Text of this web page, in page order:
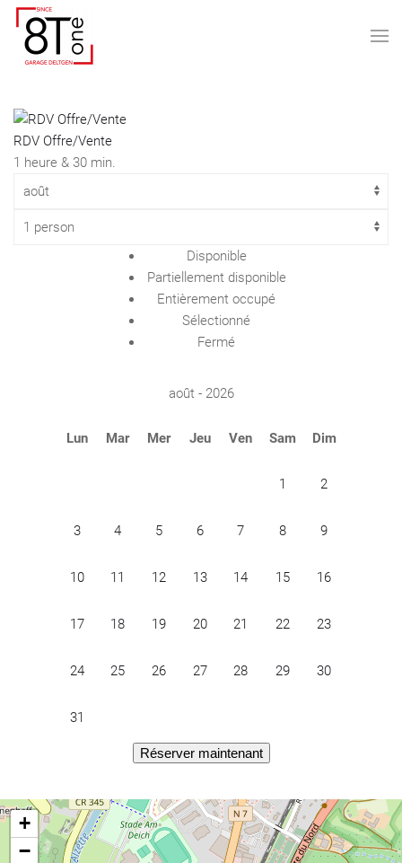
RDV Offre/Vente
1 heure & 30 min.
Disponible
Partiellement disponible
Entièrement occupé
Sélectionné
Fermé
août - 2026
Lun Mar Mer Jeu Ven Sam Dim
1 2
3 4 5 6 7 8 9
10 11 12 13 14 15 16
17 18 19 20 21 22 23
24 25 26 27 28 29 30
31
Réserver maintenant
+
−